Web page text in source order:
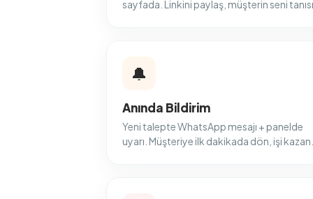
sayfada. Linkini paylaş, müşterin seni
🔔
Anında Bildirim
Yeni talepte WhatsApp mesajı + panelde
uyarı. Müşteriye ilk dakikada dön, işi kazan.